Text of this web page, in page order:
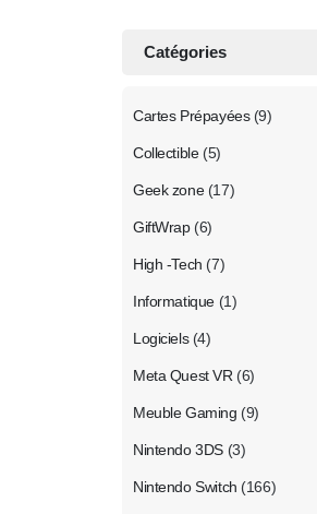
Catégories
Cartes Prépayées (9)
Collectible (5)
Geek zone (17)
GiftWrap (6)
High -Tech (7)
Informatique (1)
Logiciels (4)
Meta Quest VR (6)
Meuble Gaming (9)
Nintendo 3DS (3)
Nintendo Switch (166)